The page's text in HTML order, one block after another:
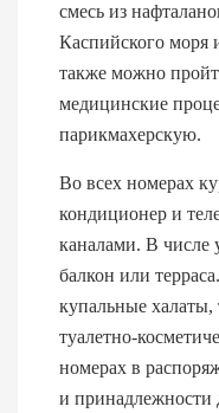
смесь из
Каспийского моря
также можно
медицинские
парикмахерскую.
Во всех номерах
кондиционер и
каналами. В числе
балкон или
купальные халаты,
туалетно-
номерах в
и принадлежности